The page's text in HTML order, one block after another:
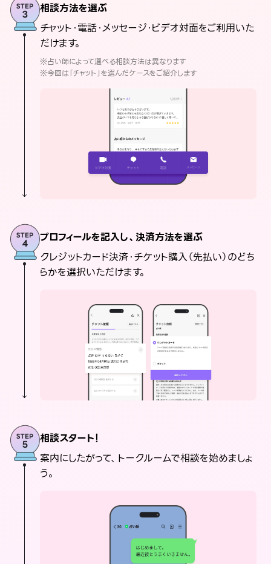
相談方法を選ぶ
チャット・電話・メッセージ・ビデオ対面をご利用いた
だけます。
※占い師によって選べる相談方法は異なります
※今回は「チャット」を選んだケースをご紹介します
プロフィールを記入し、決済方法を選ぶ
クレジットカード決済・チケット購入（先払い）のどち
らかを選択いただけます。
相談スタート！
案内にしたがって、トークルームで相談を始めましょ
う。